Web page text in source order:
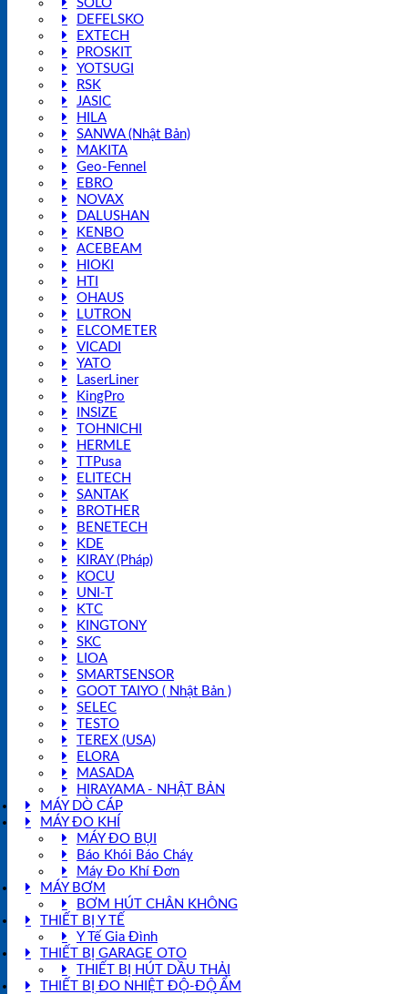
SOLO
DEFELSKO
EXTECH
PROSKIT
YOTSUGI
RSK
JASIC
HILA
SANWA (Nhật Bản)
MAKITA
Geo-Fennel
EBRO
NOVAX
DALUSHAN
KENBO
ACEBEAM
HIOKI
HTI
OHAUS
LUTRON
ELCOMETER
VICADI
YATO
LaserLiner
KingPro
INSIZE
TOHNICHI
HERMLE
TTPusa
ELITECH
SANTAK
BROTHER
BENETECH
KDE
KIRAY (Pháp)
KOCU
UNI-T
KTC
KINGTONY
SKC
LIOA
SMARTSENSOR
GOOT TAIYO ( Nhật Bản )
SELEC
TESTO
TEREX (USA)
ELORA
MASADA
HIRAYAMA - NHẬT BẢN
MÁY DÒ CÁP
MÁY ĐO KHÍ
MÁY ĐO BỤI
Báo Khói Báo Cháy
Máy Đo Khí Đơn
MÁY BƠM
BƠM HÚT CHÂN KHÔNG
THIẾT BỊ Y TẾ
Y Tế Gia Đình
THIẾT BỊ GARAGE OTO
THIẾT BỊ HÚT DẦU THẢI
THIẾT BỊ ĐO NHIỆT ĐỘ-ĐỘ ẨM